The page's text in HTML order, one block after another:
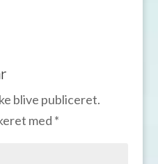
blive publiceret.
med *